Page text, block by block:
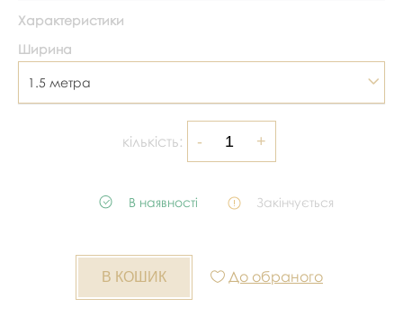
Характеристики
Ширина
1.5 метра
кількість:
В наявності Закінчується
До обраного